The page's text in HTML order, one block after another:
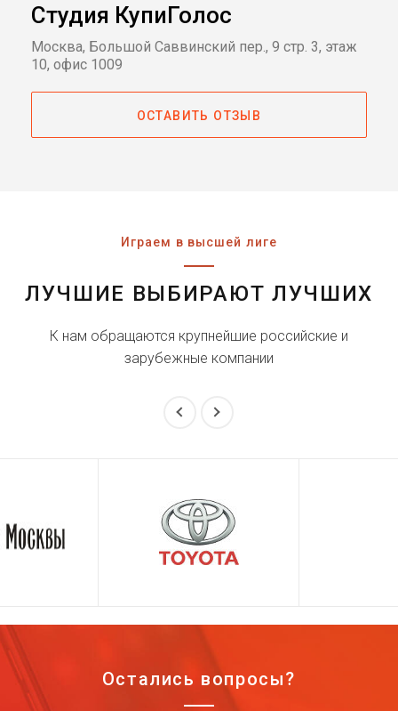
Студия КупиГолос
Москва, Большой Саввинский пер., 9 стр. 3, этаж
10, офис 1009
ОСТАВИТЬ ОТЗЫВ
Играем в высшей лиге
ЛУЧШИЕ ВЫБИРАЮТ ЛУЧШИХ
К нам обращаются крупнейшие российские и
зарубежные компании
Остались вопросы?